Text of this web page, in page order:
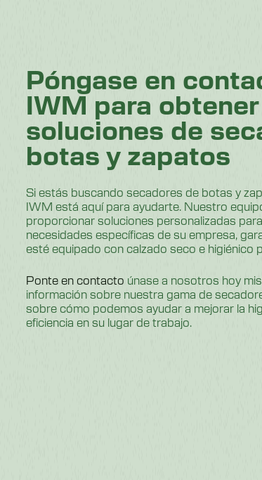
Póngase en
IWM para
soluciones de
botas y zapatos
Si estás buscando secadores de botas y
IWM está aquí para ayudarte. Nuestro
proporcionar soluciones personalizadas
necesidades específicas de su empresa,
esté equipado con calzado seco e higiénico
Ponte en contacto únase a nosotros hoy
información sobre nuestra gama de
sobre cómo podemos ayudar a mejorar la
eficiencia en su lugar de trabajo.